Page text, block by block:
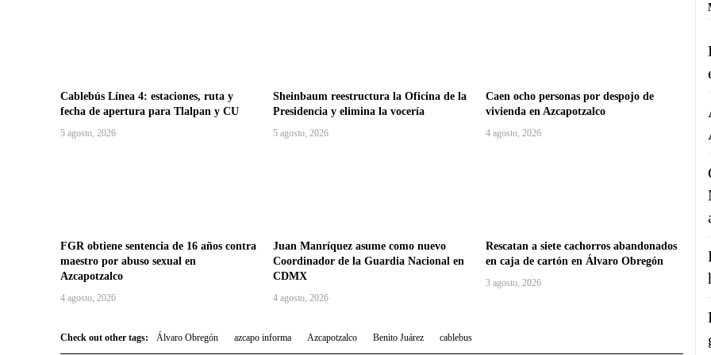
Cablebús Línea 4: estaciones, ruta y
fecha de apertura para Tlalpan y CU
5 agosto, 2026
Sheinbaum reestructura la Oficina de la
Presidencia y elimina la vocería
5 agosto, 2026
Caen ocho personas por despojo de
vivienda en Azcapotzalco
4 agosto, 2026
FGR obtiene sentencia de 16 años contra
maestro por abuso sexual en
Azcapotzalco
4 agosto, 2026
Juan Manríquez asume como nuevo
Coordinador de la Guardia Nacional en
CDMX
4 agosto, 2026
Rescatan a siete cachorros abandonados
en caja de cartón en Álvaro Obregón
3 agosto, 2026
Check out other tags: Álvaro Obregón azcapo informa Azcapotzalco Benito Juárez cablebus